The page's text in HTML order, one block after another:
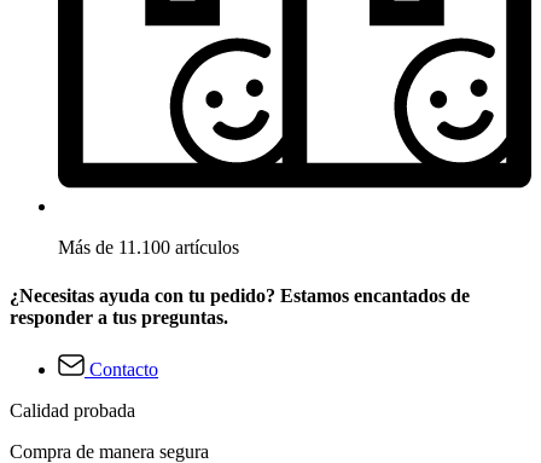
Más de 11.100 artículos
¿Necesitas ayuda con tu pedido? Estamos encantados de
responder a tus preguntas.
Contacto
Calidad probada
Compra de manera segura